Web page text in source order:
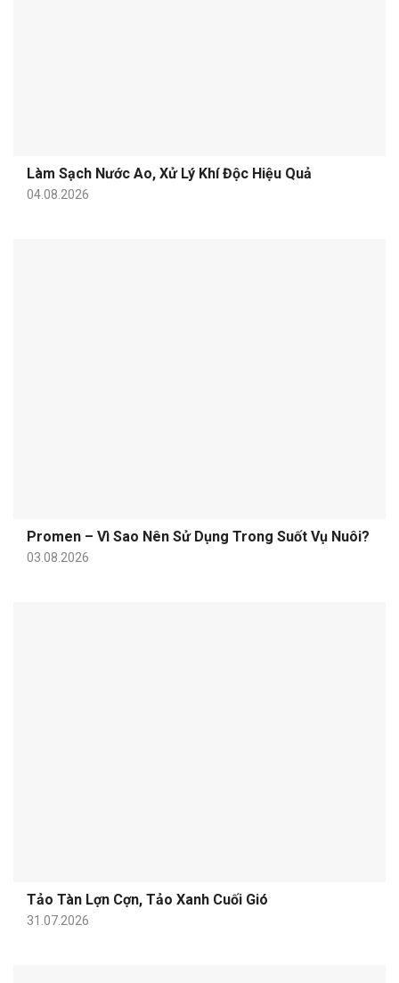
Làm Sạch Nước Ao, Xử Lý Khí Độc Hiệu Quả
04.08.2026
Promen – Vì Sao Nên Sử Dụng Trong Suốt Vụ Nuôi?
03.08.2026
Tảo Tàn Lợn Cợn, Tảo Xanh Cuối Gió
31.07.2026